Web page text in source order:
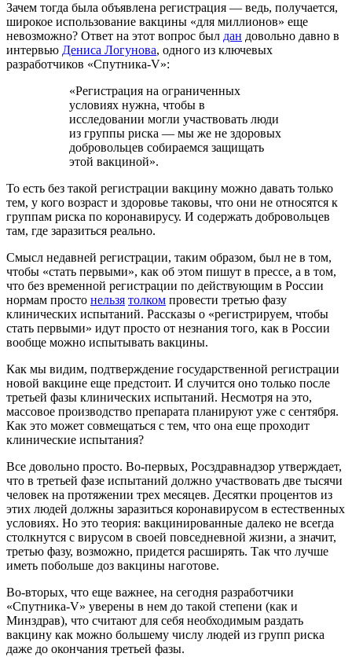
Зачем тогда была объявлена регистрация — ведь, получается,
широкое использование вакцины «для миллионов» еще
невозможно? Ответ на этот вопрос был дан довольно давно в
интервью Дениса Логунова, одного из ключевых
разработчиков «Спутника-V»:
«Регистрация на ограниченных
условиях нужна, чтобы в
исследовании могли участвовать люди
из группы риска — мы же не здоровых
добровольцев собираемся защищать
этой вакциной».
То есть без такой регистрации вакцину можно давать только
тем, у кого возраст и здоровье таковы, что они не относятся к
группам риска по коронавирусу. И содержать добровольцев
там, где заразиться реально.
Смысл недавней регистрации, таким образом, был не в том,
чтобы «стать первыми», как об этом пишут в прессе, а в том,
что без временной регистрации по действующим в России
нормам просто нельзя толком провести третью фазу
клинических испытаний. Рассказы о «регистрируем, чтобы
стать первыми» идут просто от незнания того, как в России
вообще можно испытывать вакцины.
Как мы видим, подтверждение государственной регистрации
новой вакцине еще предстоит. И случится оно только после
третьей фазы клинических испытаний. Несмотря на это,
массовое производство препарата планируют уже с сентября.
Как это может совмещаться с тем, что она еще проходит
клинические испытания?
Все довольно просто. Во-первых, Росздравнадзор утверждает,
что в третьей фазе испытаний должно участвовать две тысячи
человек на протяжении трех месяцев. Десятки процентов из
этих людей должны заразиться коронавирусом в естественных
условиях. Но это теория: вакцинированные далеко не всегда
столкнутся с вирусом в своей повседневной жизни, а значит,
третью фазу, возможно, придется расширять. Так что лучше
иметь побольше доз вакцины наготове.
Во-вторых, что еще важнее, на сегодня разработчики
«Спутника-V» уверены в нем до такой степени (как и
Минздрав), что считают для себя необходимым раздать
вакцину как можно большему числу людей из групп риска
даже до окончания третьей фазы.